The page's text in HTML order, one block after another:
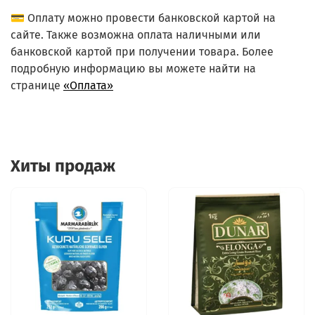
💳 Оплату можно провести банковской картой на
сайте. Также возможна оплата наличными или
банковской картой при получении товара. Более
подробную информацию вы можете найти на
странице «Оплата»
Хиты продаж